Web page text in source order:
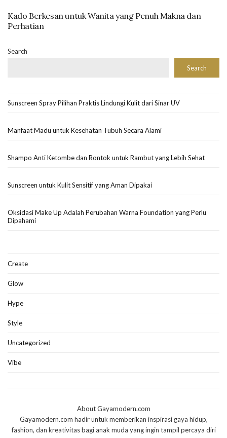
Kado Berkesan untuk Wanita yang Penuh Makna dan
Perhatian
Search
Search
Sunscreen Spray Pilihan Praktis Lindungi Kulit dari Sinar UV
Manfaat Madu untuk Kesehatan Tubuh Secara Alami
Shampo Anti Ketombe dan Rontok untuk Rambut yang Lebih Sehat
Sunscreen untuk Kulit Sensitif yang Aman Dipakai
Oksidasi Make Up Adalah Perubahan Warna Foundation yang Perlu
Dipahami
Create
Glow
Hype
Style
Uncategorized
Vibe
About Gayamodern.com
Gayamodern.com hadir untuk memberikan inspirasi gaya hidup,
fashion, dan kreativitas bagi anak muda yang ingin tampil percaya diri